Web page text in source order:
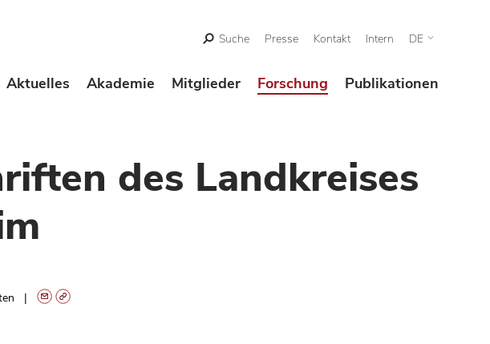
Suche Presse Kontakt Intern DE
Aktuelles Akademie Mitglieder Forschung Publikationen
des Landkreises